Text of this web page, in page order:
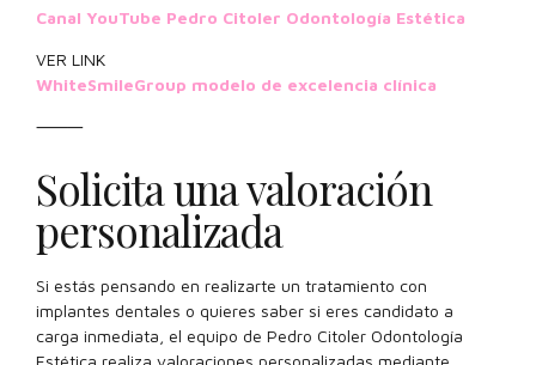
Canal YouTube Pedro Citoler Odontología Estética
VER LINK
WhiteSmileGroup modelo de excelencia clínica
⸻
Solicita una valoración
personalizada
Si estás pensando en realizarte un tratamiento con
implantes dentales o quieres saber si eres candidato a
carga inmediata, el equipo de Pedro Citoler Odontología
Estética realiza valoraciones personalizadas mediante